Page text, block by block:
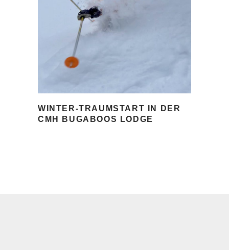
WINTER-TRAUMSTART IN DER
CMH BUGABOOS LODGE